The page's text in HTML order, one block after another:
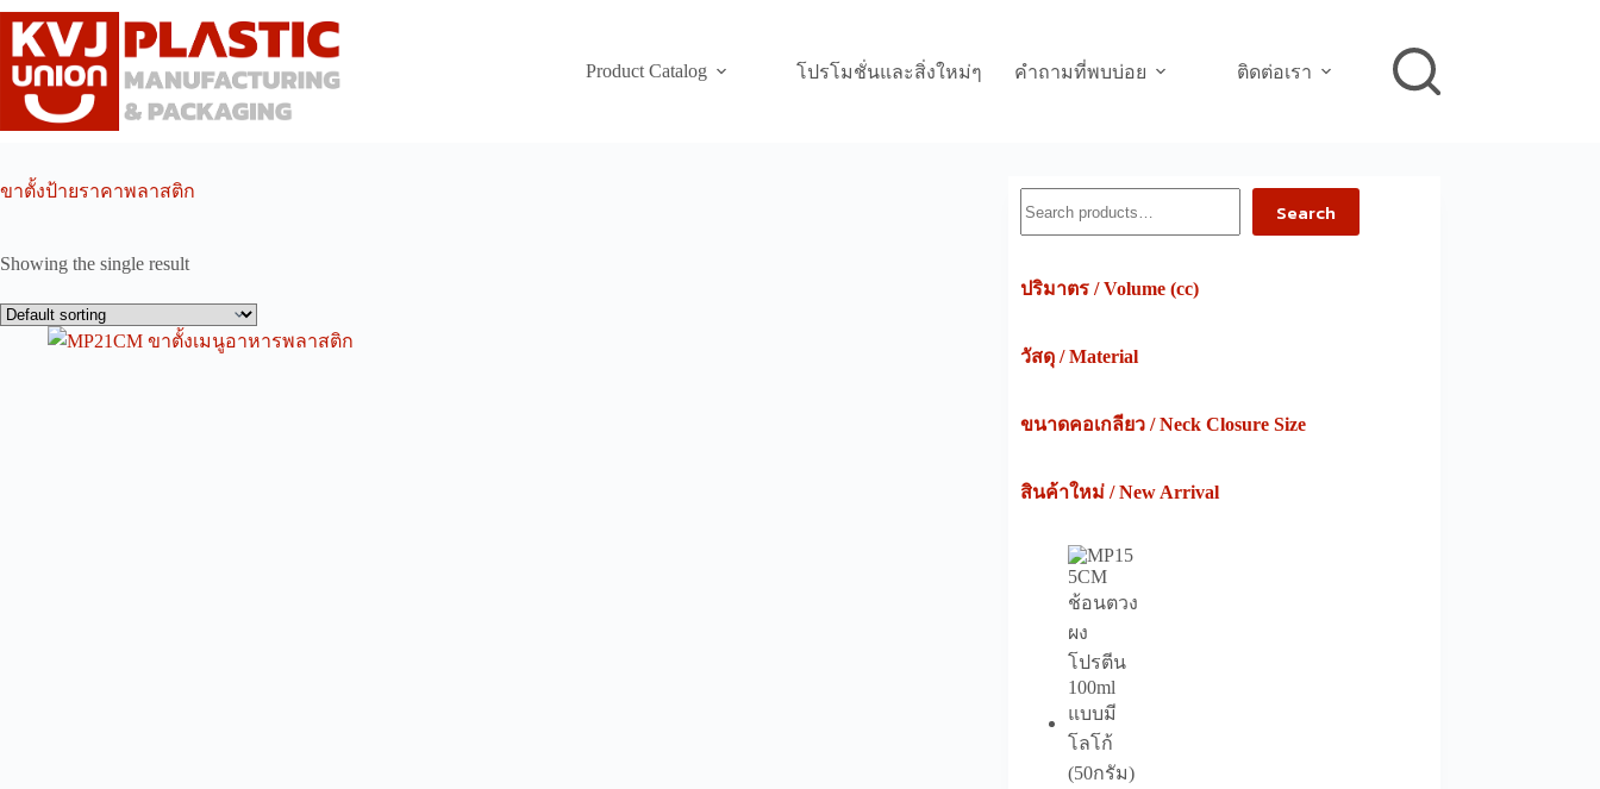
Skip
content
Product Catalog
โปรโมชั่นและสิ่งใหม่ๆ คำถามที่พบบ่อย ติดต่อเรา
ขาตั้งป้ายราคาพลาสติก
Showing the single result
Search
ปริมาตร / Volume (cc)
วัสดุ / Material
ขนาดคอเกลียว / Neck Closure Size
สินค้าใหม่ / New Arrival